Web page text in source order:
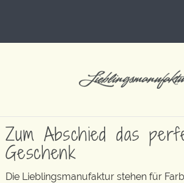
Zum Abschied das
Geschenk
Die Lieblingsmanufaktur stehen für